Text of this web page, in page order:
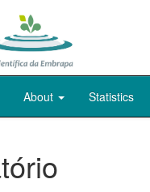
About Statistics